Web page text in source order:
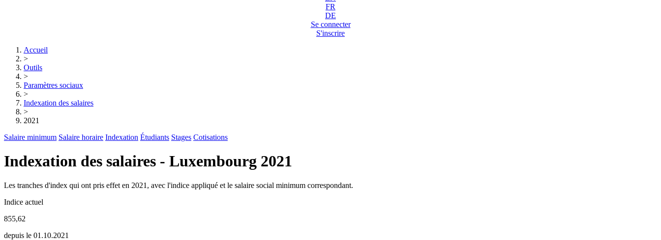
FR
DE
Se connecter
S'inscrire
Accueil
>
Outils
>
Paramètres sociaux
>
Indexation des salaires
>
2021
Salaire minimum Salaire horaire Indexation Étudiants Stages Cotisations
Indexation des salaires - Luxembourg 2021
Les tranches d'index qui ont pris effet en 2021, avec l'indice appliqué et le salaire social minimum correspondant.
Indice actuel
855,62
depuis le 01.10.2021